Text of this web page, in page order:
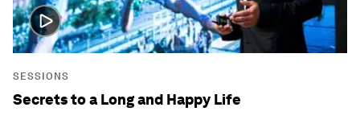
SESSIONS
Secrets to a Long and Happy Life